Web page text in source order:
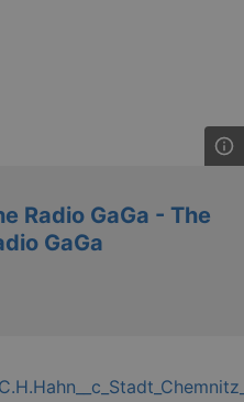
Radio GaGa - The
GaGa